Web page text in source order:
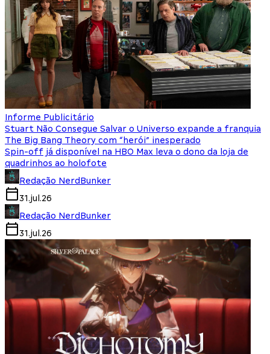
Informe Publicitário
Stuart Não Consegue Salvar o Universo expande a franquia
The Big Bang Theory com “herói” inesperado
Spin-off já disponível na HBO Max leva o dono da loja de
quadrinhos ao holofote
Redação NerdBunker
31.jul.26
Redação NerdBunker
31.jul.26